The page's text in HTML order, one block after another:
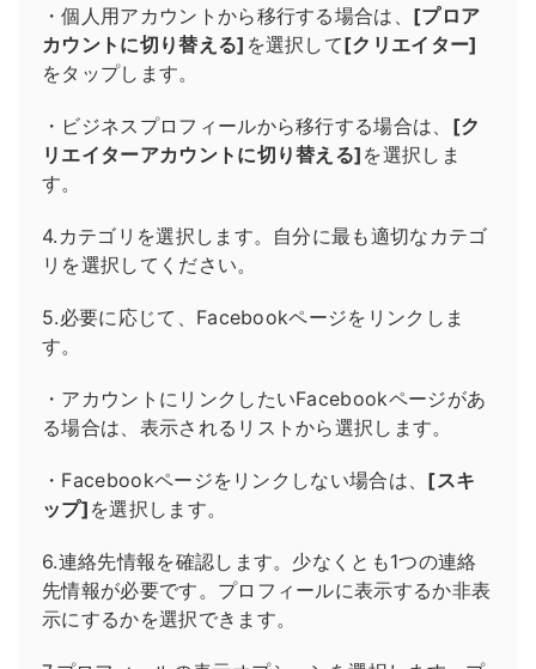
・個人用アカウントから移行する場合は、 [プロア
カウントに切り替える] を選択して[クリエイター]
をタップします。
・ビジネスプロフィールから移行する場合は、 [ク
リエイターアカウントに切り替える] を選択しま
す。
4.カテゴリを選択します。自分に最も適切なカテゴ
リを選択してください。
5.必要に応じて、Facebookページをリンクしま
す。
・アカウントにリンクしたいFacebookページがあ
る場合は、表示されるリストから選択します。
・Facebookページをリンクしない場合は、 [スキ
ップ] を選択します。
6.連絡先情報を確認します。少なくとも1つの連絡
先情報が必要です。プロフィールに表示するか非表
示にするかを選択できます。